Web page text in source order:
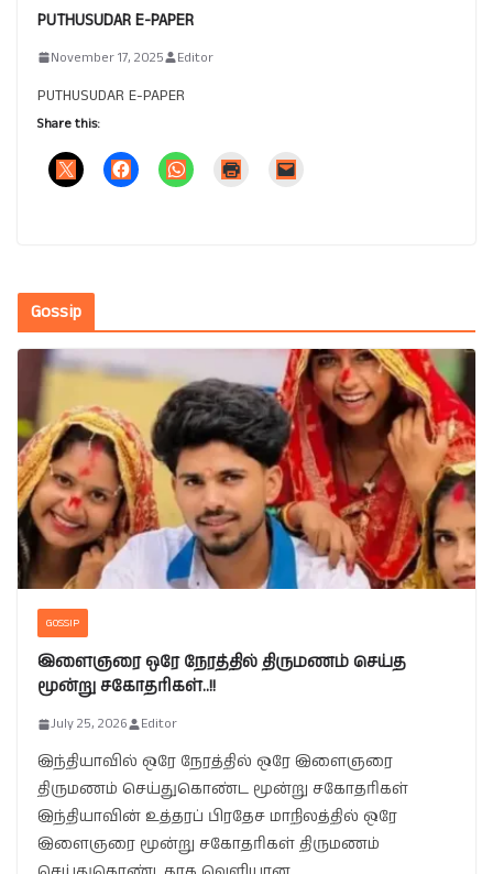
PUTHUSUDAR E-PAPER
November 17, 2025 Editor
PUTHUSUDAR E-PAPER
Share this:
Gossip
GOSSIP
இளைஞரை ஒரே நேரத்தில் திருமணம் செய்த
மூன்று சகோதரிகள்..!!
July 25, 2026 Editor
இந்தியாவில் ஒரே நேரத்தில் ஒரே இளைஞரை
திருமணம் செய்துகொண்ட மூன்று சகோதரிகள்
இந்தியாவின் உத்தரப் பிரதேச மாநிலத்தில் ஒரே
இளைஞரை மூன்று சகோதரிகள் திருமணம்